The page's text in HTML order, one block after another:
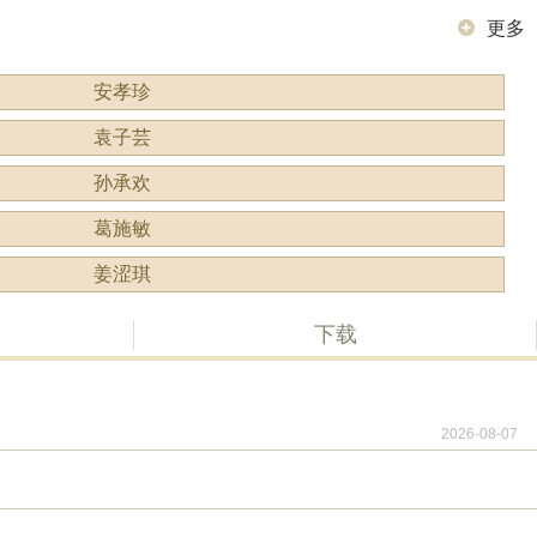
更多
安孝珍
袁子芸
孙承欢
葛施敏
姜涩琪
下载
2026-08-07